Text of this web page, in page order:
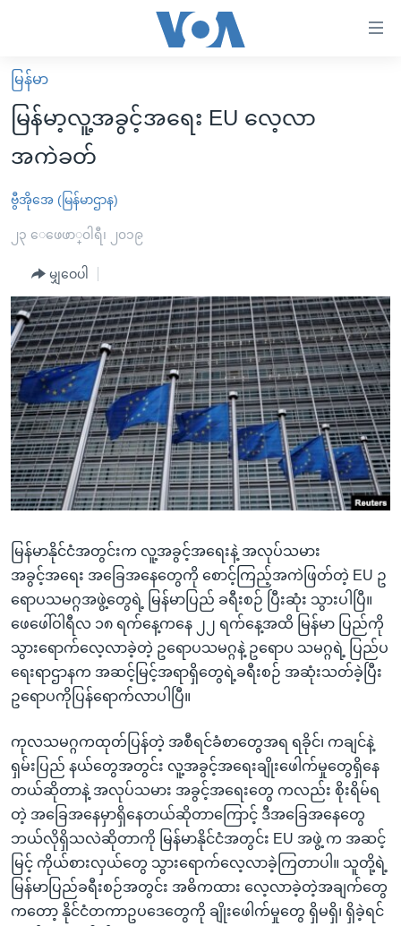
လွယ်ကူ
စေ
များ
ပင်မ
ကျော်
ကြည့်
ရန်
ပင်မ
အ
ညွန်း
စာမျက်နှာ
သို့
ကျော်
ရန်
ရှာဖွေ
ရန်
နေရာ
သို့
ကျော်
ရန်
မူလစာမျက်နှာ
မြန်မာ
ကမ္ဘာ့သတင်းများ
နိုင်ငံတကာ
အစ္စရေး-ပါလက်စတိုင်း
ဗွီဒီယို
သတင်းလွတ်လပ်ခွင့်
အင်္ဂလိပ်စာလေ့လာမယ်
အမေရိကန်သုံးအီဒီယံ
မကြေးမုံရဲ့ အင်္ဂလိပ်စာ
ရုပ်ရှင်ထဲက အင်္ဂလိပ်စာ
သုတပဒေသာ အင်္ဂလိပ်စာ
အပတ်စဉ်ကဏ္ဍများ
ရေဒီယို
တီဗွီ
ရေဒီယိုနှင့်ရုပ်သံ အချက်အလက်များ
ရေဒီယို/တီဗွီအစီအစဉ်
Learning English
ဗွီအိုအေ လူမှုကွန်ယက်များ
ဘာသာစကားများ
မြန်မာ
မြန်မာ့လူ့အခွင့်အရေး EU လေ့လာ
အကဲခတ်
ဗွီအိုအေ (မြန်မာဌာန)
၂၃ ေဖေဖာ္၀ါရီ၊ ၂၀၁၉
မျှဝေပါ
မြန်မာနိုင်ငံအတွင်းက လူ့အခွင့်အရေးနဲ့ အလုပ်သမား
အခွင့်အရေး အခြေအနေတွေကို စောင့်ကြည့်အကဲဖြတ်တဲ့ EU ဥ
ရောပသမဂ္ဂအဖွဲ့တွေရဲ့ မြန်မာပြည် ခရီးစဉ် ပြီးဆုံး သွားပါပြီ။
ဖေဖေါ်ဝါရီလ ၁၈ ရက်နေ့ကနေ ၂၂ ရက်နေ့အထိ မြန်မာ ပြည်ကို
သွားရောက်လေ့လာခဲ့တဲ့ ဥရောပသမဂ္ဂနဲ့ ဥရောပ သမဂ္ဂရဲ့ ပြည်ပ
ရေးရာဌာနက အဆင့်မြင့်အရာရှိတွေရဲ့ခရီးစဉ် အဆုံးသတ်ခဲ့ပြီး
ဥရောပကိုပြန်ရောက်လာပါပြီ။
ကုလသမဂ္ဂကထုတ်ပြန်တဲ့ အစီရင်ခံစာတွေအရ ရခိုင်၊ ကချင်နဲ့
ရှမ်းပြည် နယ်တွေအတွင်း လူ့အခွင့်အရေးချိုးဖေါက်မှုတွေရှိနေ
တယ်ဆိုတာနဲ့ အလုပ်သမား အခွင့်အရေးတွေ ကလည်း စိုးရိမ်ရ
တဲ့ အခြေအနေမှာရှိနေတယ်ဆိုတာကြောင့် ဒီအခြေအနေတွေ
ဘယ်လိုရှိသလဲဆိုတာကို မြန်မာနိုင်ငံအတွင်း EU အဖွဲ့ က အဆင့်
မြင့် ကိုယ်စားလှယ်တွေ သွားရောက်လေ့လာခဲ့ကြတာပါ။ သူတို့ရဲ့
မြန်မာပြည်ခရီးစဉ်အတွင်း အဓိကထား လေ့လာခဲ့တဲ့အချက်တွေ
ကတော့ နိုင်ငံတကာဥပဒေတွေကို ချိုးဖေါက်မှုတွေ ရှိမရှိ၊ ရှိခဲ့ရင်